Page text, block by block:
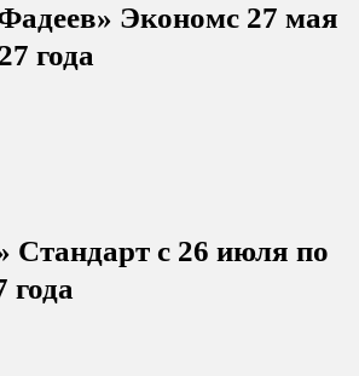
Экономс 27 мая
года
Стандарт с 26 июля по
года